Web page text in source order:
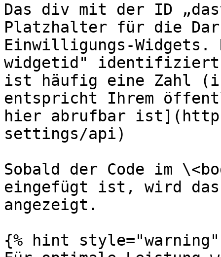
Das div mit der ID
Platzhalter für die
Einwilligungs-
widgetid" identifiziert
ist häufig eine Zahl
entspricht Ihrem
hier abrufbar
settings/api)
Sobald der Code im
eingefügt ist, wird das
angezeigt.
{% hint style="warning"